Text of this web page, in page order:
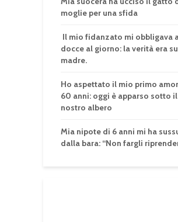
moglie per una sfida
Il mio fidanzato mi obbligava
docce al giorno: la verità era
madre.
Ho aspettato il mio primo
60 anni: oggi è apparso sotto il
nostro albero
Mia nipote di 6 anni mi ha
dalla bara: “Non fargli